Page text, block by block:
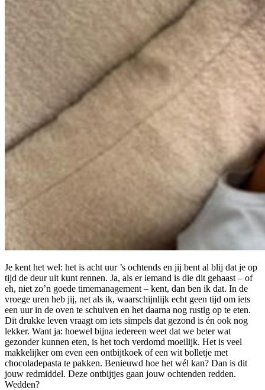
Je kent het wel: het is acht uur ’s ochtends en jij bent al blij dat je op
tijd de deur uit kunt rennen. Ja, als er iemand is die dit gehaast – of
eh, niet zo’n goede timemanagement – kent, dan ben ik dat. In de
vroege uren heb jij, net als ik, waarschijnlijk echt geen tijd om iets
een uur in de oven te schuiven en het daarna nog rustig op te eten.
Dit drukke leven vraagt om iets simpels dat gezond is én ook nog
lekker. Want ja: hoewel bijna iedereen weet dat we beter wat
gezonder kunnen eten, is het toch verdomd moeilijk. Het is veel
makkelijker om even een ontbijtkoek of een wit bolletje met
chocoladepasta te pakken. Benieuwd hoe het wél kan? Dan is dit
jouw redmiddel. Deze ontbijtjes gaan jouw ochtenden redden.
Wedden?